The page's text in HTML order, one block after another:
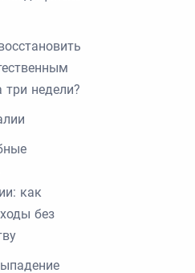
три недели?
как
без